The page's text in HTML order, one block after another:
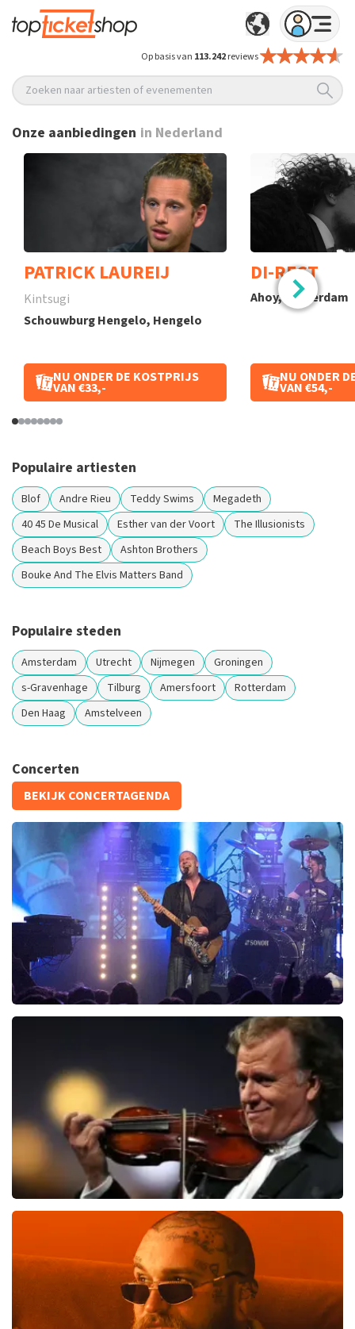
Op basis van 113.242reviews
Zoeken naar artiesten of evenementen
Onze aanbiedingen in Nederland
PATRICK LAUREIJ
Kintsugi
Schouwburg Hengelo, Hengelo
NU ONDER DE KOSTPRIJS
VAN €33,-
DI-RECT
Ahoy, Rotterdam
NU ONDER
VAN €54,-
Populaire artiesten
Blof Andre Rieu Teddy Swims
Megadeth
40 45 De Musical
Esther van der Voort
The Illusionists
Beach Boys Best
Ashton Brothers
Bouke And The Elvis Matters Band
Populaire steden
Amsterdam Utrecht Nijmegen
Groningen
s-Gravenhage
Tilburg Amersfoort
Rotterdam
Den Haag
Amstelveen
Concerten
BEKIJK CONCERTAGENDA
KOOP TICKETS
5618+ reviews
KOOP TICKETS